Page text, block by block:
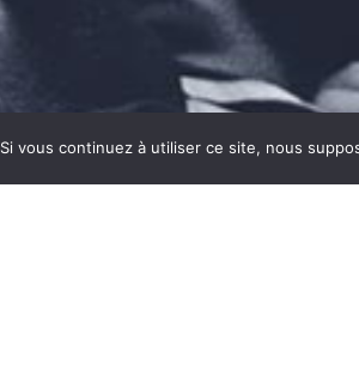
vous continuez à utiliser ce site, nous